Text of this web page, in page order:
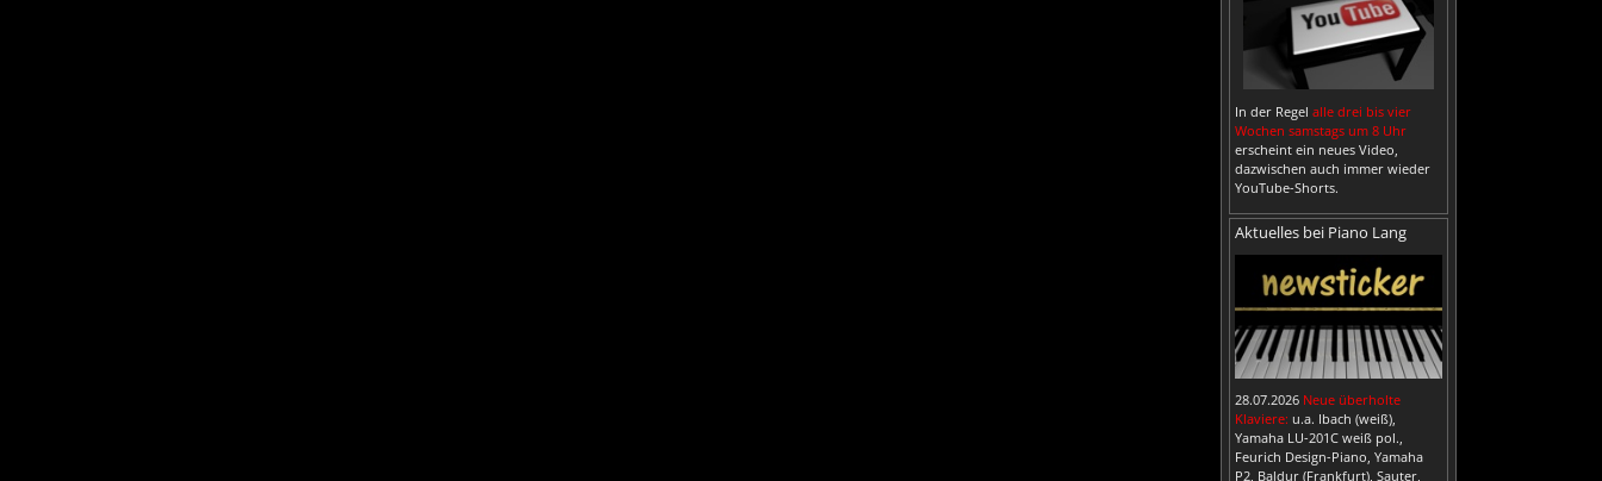
In der Regel alle drei bis vier
Wochen samstags um 8 Uhr
erscheint ein neues Video,
dazwischen auch immer wieder
YouTube-Shorts.
Aktuelles bei Piano Lang
28.07.2026 Neue überholte
Klaviere: u.a. Ibach (weiß),
Yamaha LU-201C weiß pol.,
Feurich Design-Piano, Yamaha
P2, Baldur (Frankfurt), Sauter,